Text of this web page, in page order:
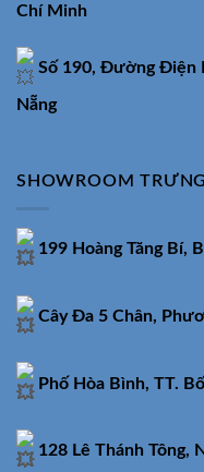
Chí Minh
Số 190, Đường Điện
Nẵng
SHOWROOM
199 Hoàng Tăng Bí,
Cây Đa 5 Chân,
Phố Hòa Bình, TT.
128 Lê Thánh Tông,